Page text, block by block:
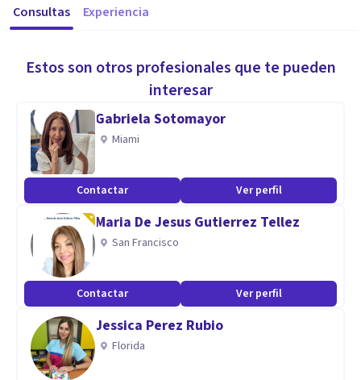
Consultas Experiencia
Estos son otros profesionales que te pueden
interesar
Gabriela Sotomayor
Miami
Contactar Ver perfil
Maria De Jesus Gutierrez Tellez
San Francisco
Contactar Ver perfil
Jessica Perez Rubio
Florida